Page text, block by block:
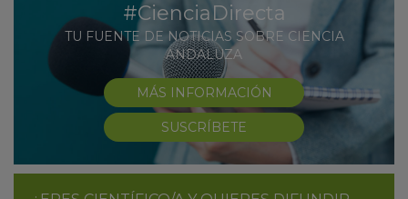
#CienciaDirecta
TU FUENTE DE NOTICIAS SOBRE CIENCIA
ANDALUZA
MÁS INFORMACIÓN
SUSCRÍBETE